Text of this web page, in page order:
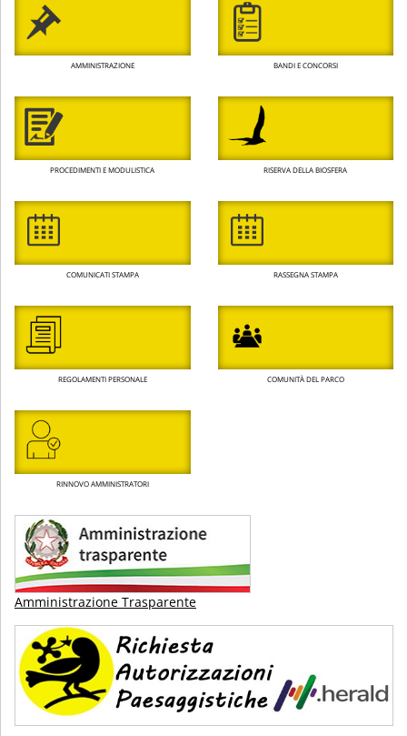
AMMINISTRAZIONE BANDI E CONCORSI
PROCEDIMENTI E MODULISTICA RISERVA DELLA BIOSFERA
COMUNICATI STAMPA RASSEGNA STAMPA
REGOLAMENTI PERSONALE COMUNITÀ DEL PARCO
RINNOVO AMMINISTRATORI
Amministrazione Trasparente